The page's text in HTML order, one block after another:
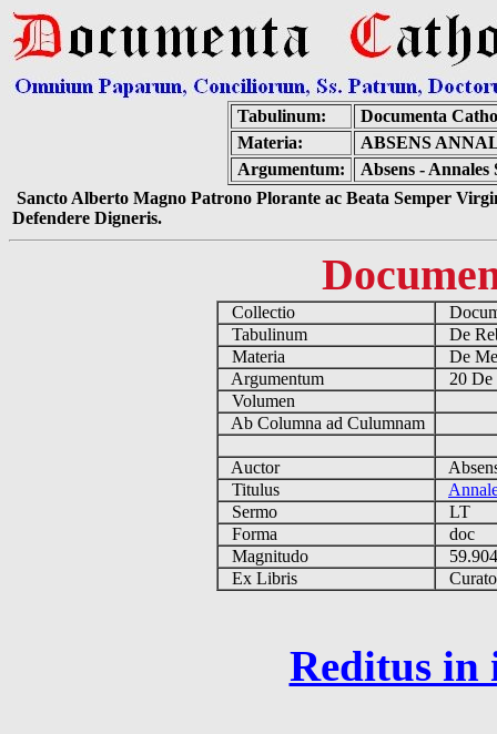
Tabulinum:
Documenta
Materia:
ABSENS
Argumentum:
Absens - Annales
Sancto Alberto Magno Patrono Plorante ac Beata Semper
Defendere Digneris.
Collectio
Tabulinum
De
Materia
De
Argumentum
20
Volumen
Ab Columna ad Culumnam
Auctor
Titulus
Sermo
LT
Forma
doc
Magnitudo
Ex Libris
Reditus in